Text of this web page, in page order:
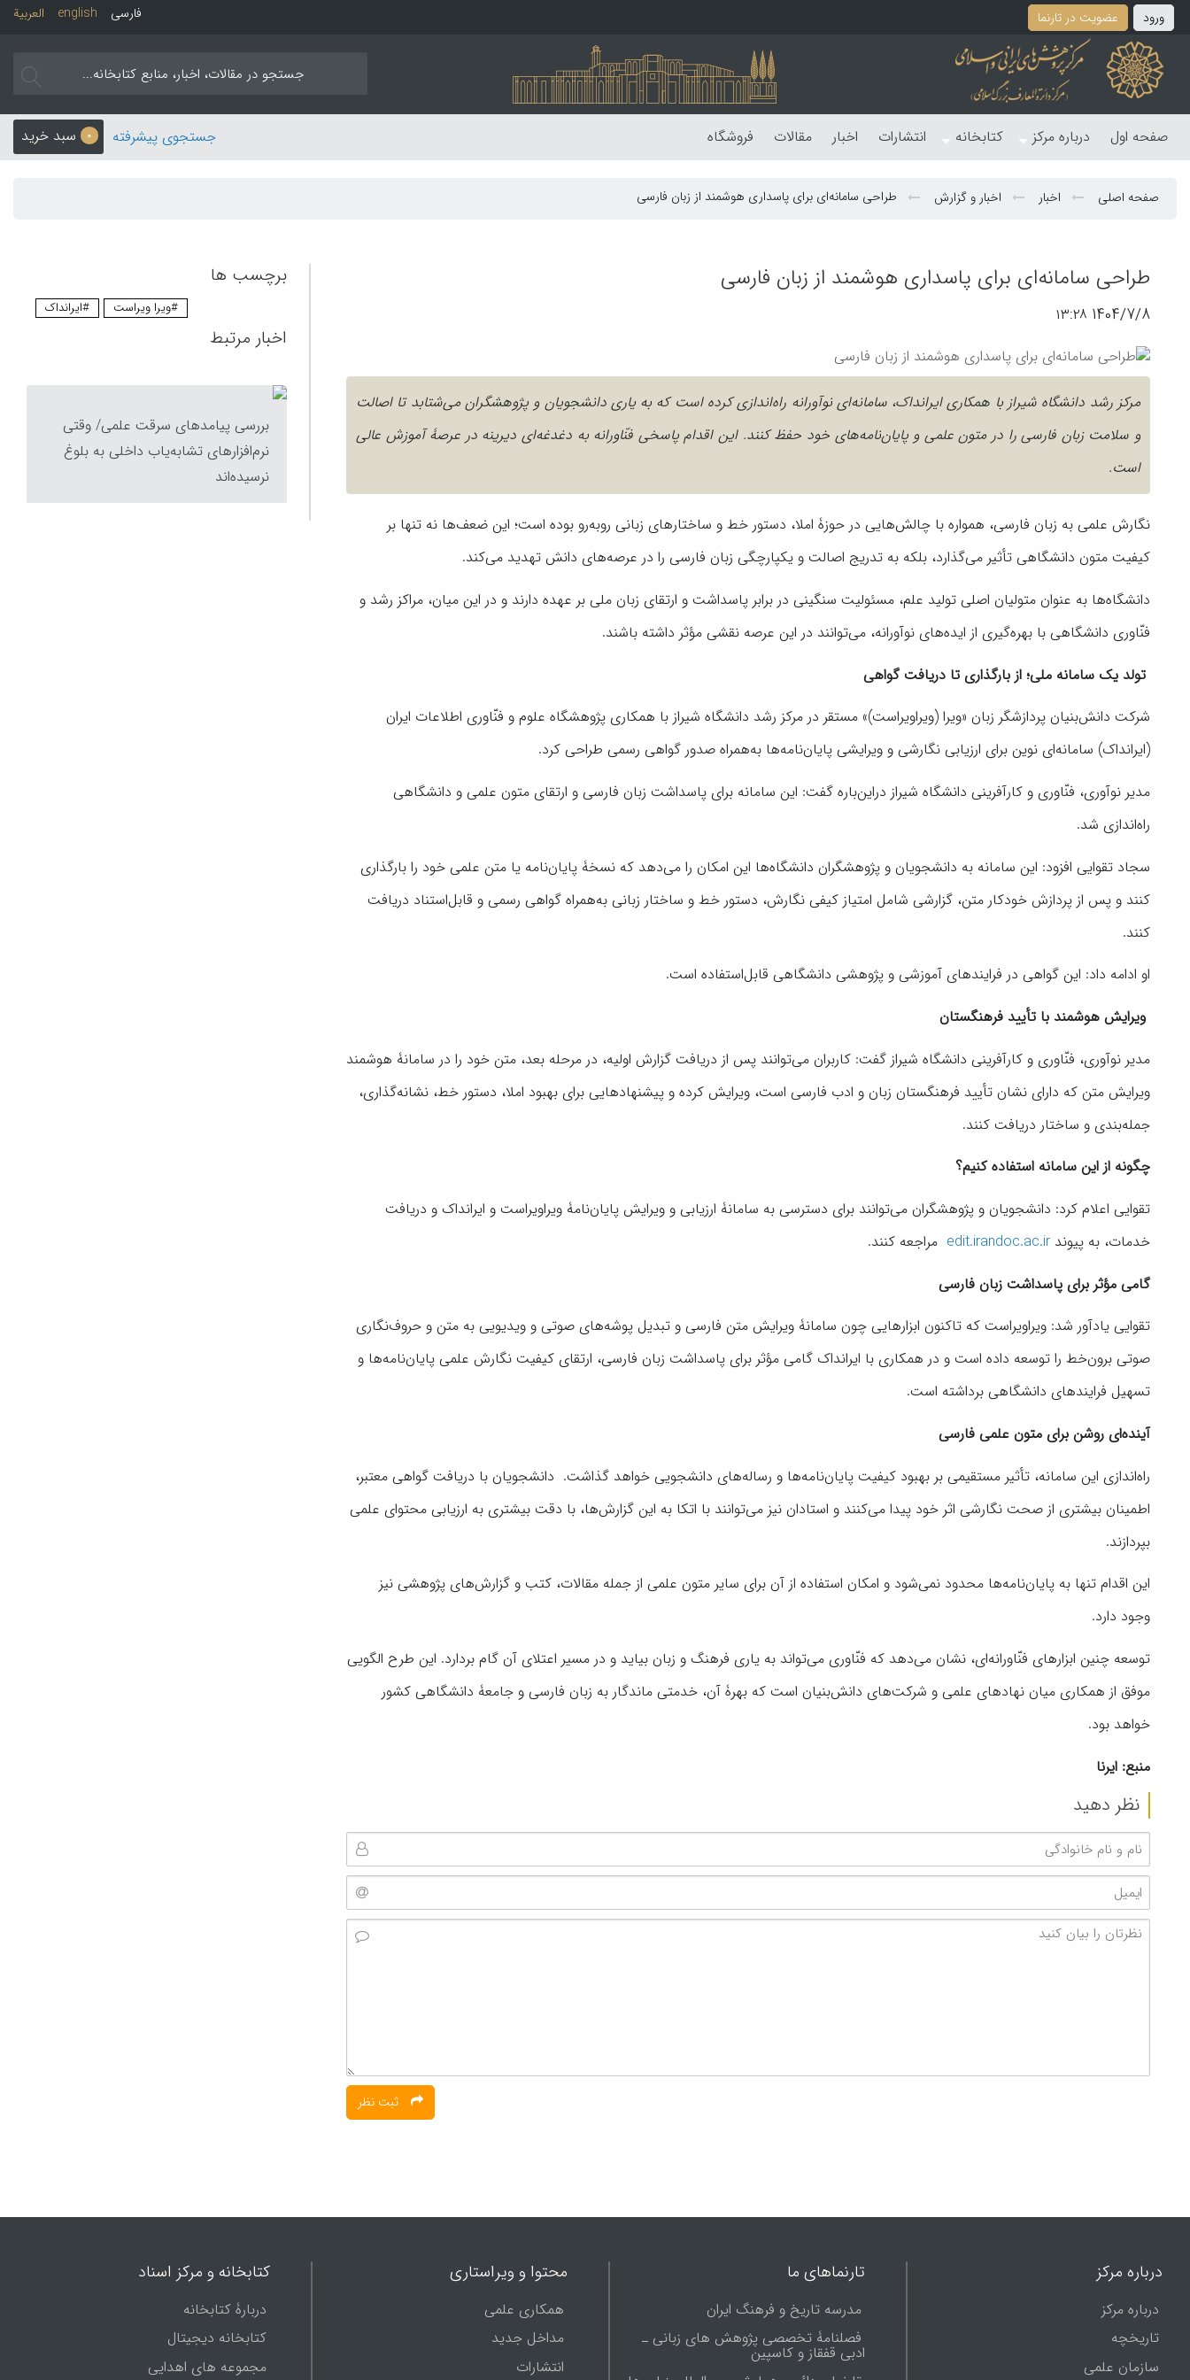
ورود عضویت در تارنما العربیة english فارسی
صفحه اول درباره مرکز کتابخانه انتشارات اخبار مقالات فروشگاه 0 سبد خرید جستجوی پیشرفته
صفحه اصلی اخبار اخبار و گزارش طراحی سامانه‌ای برای پاسداری هوشمند از زبان فارسی
طراحی سامانه‌ای برای پاسداری هوشمند از زبان فارسی
1404/7/8 ۱۳:۲۸
مرکز رشد دانشگاه شیراز با همکاری ایرانداک، سامانه‌ای نوآورانه راه‌‌اندازی کرده است که به یاری دانشجویان و پژوهشگران می‌شتابد تا اصالت
و سلامت زبان فارسی را در متون علمی و پایان‌نامه‌های خود حفظ کنند. این اقدام پاسخی فنّاورانه به دغدغه‌ای دیرینه در عرصۀ آموزش عالی
است.
نگارش علمی به زبان فارسی، همواره با چالش‌هایی در حوزۀ املا، دستور خط و ساختارهای زبانی روبه‌رو بوده است؛ این ضعف‌ها نه تنها بر
کیفیت متون دانشگاهی تأثیر می‌گذارد، بلکه به تدریج اصالت و یکپارچگی زبان فارسی را در عرصه‌های دانش تهدید می‌کند.
دانشگاه‌ها به عنوان متولیان اصلی تولید علم، مسئولیت سنگینی در برابر پاسداشت و ارتقای زبان ملی بر عهده دارند و در این میان، مراکز رشد و
فنّاوری دانشگاهی با بهره‌گیری از ایده‌های نوآورانه، می‌توانند در این عرصه نقشی مؤثر داشته باشند.
تولد یک سامانۀ ملی؛ از بارگذاری تا دریافت گواهی
شرکت دانش‌بنیان پردازشگر زبان «ویرا (ویراویراست)» مستقر در مرکز رشد دانشگاه شیراز با همکاری پژوهشگاه علوم و فنّاوری اطلاعات ایران
(ایرانداک) سامانه‌ای نوین برای ارزیابی نگارشی و ویرایشی پایان‌نامه‌ها به‌همراه صدور گواهی رسمی طراحی کرد.
مدیر نوآوری، فنّاوری و کارآفرینی دانشگاه شیراز دراین‌باره گفت: این سامانه برای پاسداشت زبان فارسی و ارتقای متون علمی و دانشگاهی
راه‌اندازی شد.
سجاد تقوایی افزود: این سامانه به دانشجویان و پژوهشگران دانشگاه‌ها این امکان را می‌دهد که نسخۀ پایان‌نامه یا متن علمی خود را بارگذاری
کنند و پس از پردازش خودکار متن، گزارشی شامل امتیاز کیفی نگارش، دستور خط و ساختار زبانی به‌همراه گواهی رسمی و قابل‌استناد دریافت
کنند.
او ادامه داد: این گواهی در فرایندهای آموزشی و پژوهشی دانشگاهی قابل‌استفاده است.
ویرایش هوشمند با تأیید فرهنگستان
مدیر نوآوری، فنّاوری و کارآفرینی دانشگاه شیراز گفت: کاربران می‌توانند پس از دریافت گزارش اولیه، در مرحله بعد، متن خود را در سامانۀ هوشمند
ویرایش متن که دارای نشان تأیید فرهنگستان زبان و ادب فارسی است، ویرایش کرده و پیشنهادهایی برای بهبود املا، دستور خط، نشانه‌گذاری،
جمله‌بندی و ساختار دریافت کنند.
چگونه از این سامانه استفاده کنیم؟
تقوایی اعلام کرد: دانشجویان و پژوهشگران می‌توانند برای دسترسی به سامانۀ ارزیابی و ویرایش پایان‌نامۀ ویراویراست و ایرانداک و دریافت
خدمات، به پیوند edit.irandoc.ac.ir مراجعه کنند.
گامی مؤثر برای پاسداشت زبان فارسی
تقوایی یادآور شد: ویراویراست که تاکنون ابزارهایی چون سامانۀ ویرایش متن فارسی و تبدیل پوشه‌های صوتی و ویدیویی به متن و حروف‌نگاری
صوتی برون‌خط را توسعه داده است و در همکاری با ایرانداک گامی مؤثر برای پاسداشت زبان فارسی، ارتقای کیفیت نگارش علمی پایان‌نامه‌ها و
تسهیل فرایندهای دانشگاهی برداشته است.
آینده‌ای روشن برای متون علمی فارسی
راه‌اندازی این سامانه، تأثیر مستقیمی بر بهبود کیفیت پایان‌نامه‌ها و رساله‌های دانشجویی خواهد گذاشت. دانشجویان با دریافت گواهی معتبر،
اطمینان بیشتری از صحت نگارشی اثر خود پیدا می‌کنند و استادان نیز می‌توانند با اتکا به این گزارش‌ها، با دقت بیشتری به ارزیابی محتوای علمی
بپردازند.
این اقدام تنها به پایان‌نامه‌ها محدود نمی‌شود و امکان استفاده از آن برای سایر متون علمی از جمله مقالات، کتب و گزارش‌های پژوهشی نیز
وجود دارد.
توسعه چنین ابزارهای فنّاورانه‌ای، نشان می‌دهد که فنّاوری می‌تواند به یاری فرهنگ و زبان بیاید و در مسیر اعتلای آن گام بردارد. این طرح الگویی
موفق از همکاری میان نهادهای علمی و شرکت‌های دانش‌بنیان است که بهرۀ آن، خدمتی ماندگار به زبان فارسی و جامعۀ دانشگاهی کشور
خواهد بود.
منبع: ایرنا
نظر دهید
برچسب ها
#ویرا ویراست #ایرانداک
اخبار مرتبط
بررسی پیامدهای سرقت علمی/ وقتی
نرم‌افزار‌های تشابه‌یاب داخلی به بلوغ
نرسیده‌اند
درباره مرکز
درباره مرکز
تاریخچه
سازمان علمی
تارنماهای ما
مدرسه تاریخ و فرهنگ ایران
فصلنامۀ تخصصی پژوهش های زبانی ـ
ادبی قفقاز و کاسپین
محتوا و ویراستاری
همکاری علمی
مداخل جدید
انتشارات
کتابخانه و مرکز اسناد
دربارۀ کتابخانه
کتابخانه دیجیتال
مجموعه های اهدایی